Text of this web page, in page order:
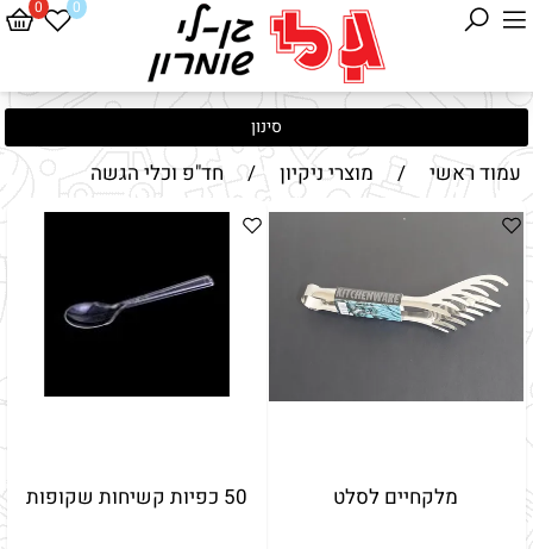
0 0
סינון
עמוד ראשי / מוצרי ניקיון / חד"פ וכלי הגשה
מלקחיים לסלט 50 כפיות קשיחות שקופות